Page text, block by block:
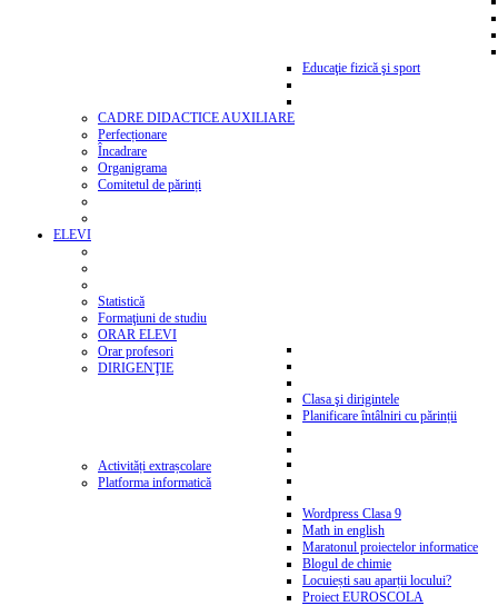
Educaţie fizică şi sport
CADRE DIDACTICE AUXILIARE
Perfecționare
Încadrare
Organigrama
Comitetul de părinți
ELEVI
Statistică
Formaţiuni de studiu
ORAR ELEVI
Orar profesori
DIRIGENŢIE
Clasa şi dirigintele
Planificare întâlniri cu părinții
Activități extrașcolare
Platforma informatică
Wordpress Clasa 9
Math in english
Maratonul proiectelor informatice
Blogul de chimie
Locuiești sau aparții locului?
Proiect EUROSCOLA